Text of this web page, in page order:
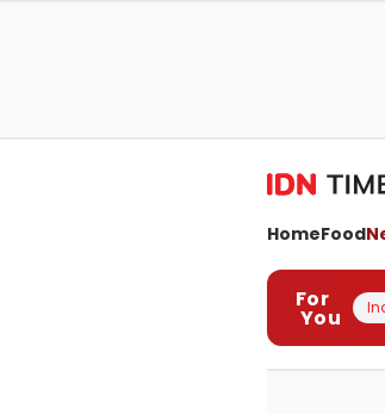
HomeFood
For
You